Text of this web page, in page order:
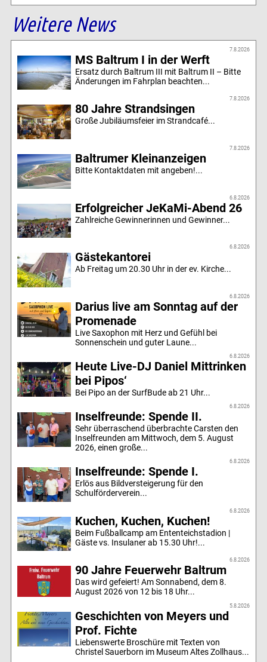
Weitere News
7.8.2026
MS Baltrum I in der Werft
Ersatz durch Baltrum III mit Baltrum II – Bitte
Änderungen im Fahrplan beachten...
7.8.2026
80 Jahre Strandsingen
Große Jubiläumsfeier im Strandcafé...
7.8.2026
Baltrumer Kleinanzeigen
Bitte Kontaktdaten mit angeben!...
6.8.2026
Erfolgreicher JeKaMi-Abend 26
Zahlreiche Gewinnerinnen und Gewinner...
6.8.2026
Gästekantorei
Ab Freitag um 20.30 Uhr in der ev. Kirche...
6.8.2026
Darius live am Sonntag auf der
Promenade
Live Saxophon mit Herz und Gefühl bei
Sonnenschein und guter Laune...
6.8.2026
Heute Live-DJ Daniel Mittrinken
bei Pipos‘
Bei Pipo an der SurfBude ab 21 Uhr...
6.8.2026
Inselfreunde: Spende II.
Sehr überraschend überbrachte Carsten den
Inselfreunden am Mittwoch, dem 5. August
2026, einen große...
6.8.2026
Inselfreunde: Spende I.
Erlös aus Bildversteigerung für den
Schulförderverein...
6.8.2026
Kuchen, Kuchen, Kuchen!
Beim Fußballcamp am Ententeichstadion |
Gäste vs. Insulaner ab 15.30 Uhr!...
6.8.2026
90 Jahre Feuerwehr Baltrum
Das wird gefeiert! Am Sonnabend, dem 8.
August 2026 von 12 bis 18 Uhr...
5.8.2026
Geschichten von Meyers und
Prof. Fichte
Liebenswerte Broschüre mit Texten von
Christel Sauerborn im Museum Altes Zollhaus...